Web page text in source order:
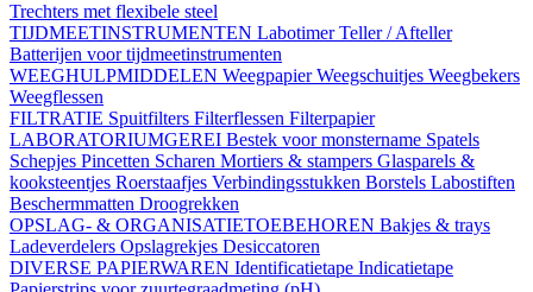
Trechters met flexibele steel
TIJDMEETINSTRUMENTEN LabotimerTeller / Afteller
Batterijen voor tijdmeetinstrumenten
WEEGHULPMIDDELEN WeegpapierWeegschuitjes Weegbekers
Weegflessen
FILTRATIE Spuitfilters Filterflessen Filterpapier
LABORATORIUMGEREI Bestek voor monstername Spatels
Schepjes Pincetten Scharen Mortiers & stampers Glasparels &
kooksteentjes Roerstaafjes Verbindingsstukken Borstels Labostiften
Beschermmatten Droogrekken
OPSLAG- & ORGANISATIETOEBEHOREN Bakjes & trays
Ladeverdelers Opslagrekjes Desiccatoren
DIVERSE PAPIERWAREN Identificatietape Indicatietape